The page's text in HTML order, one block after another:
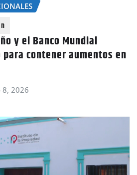
y el Banco Mundial
contener aumentos en
8, 2026